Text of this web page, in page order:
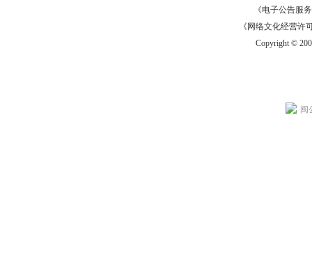
《电子公告服务
《网络文化经营许
Copyright ©
闽